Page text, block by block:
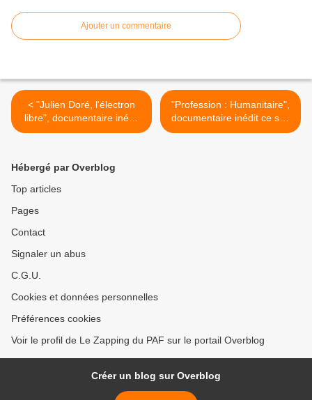
Ajouter un commentaire
< "Julien Doré, l'électron
libre", documentaire inédit
diffusé ce soir sur W9
"Profession : Humanitaire",
documentaire inédit ce soir
sur CANAL+ >
Hébergé par Overblog
Top articles
Pages
Contact
Signaler un abus
C.G.U.
Cookies et données personnelles
Préférences cookies
Voir le profil de Le Zapping du PAF sur le portail Overblog
Créer un blog sur Overblog